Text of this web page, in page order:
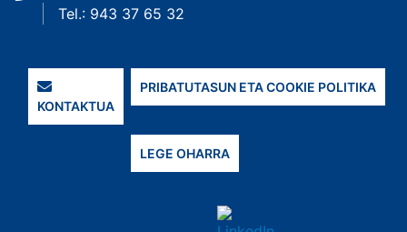
Tel.: 943 37 65 32
KONTAKTUA
PRIBATUTASUN ETA COOKIE POLITIKA
LEGE OHARRA